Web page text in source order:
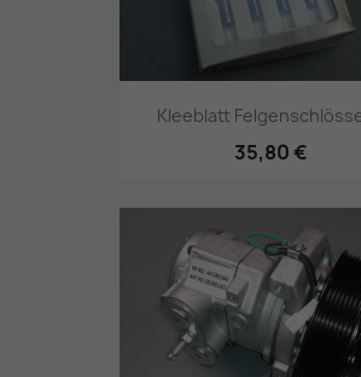
Kleeblatt
35,80 €